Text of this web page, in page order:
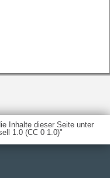
Inhalte dieser Seite unter